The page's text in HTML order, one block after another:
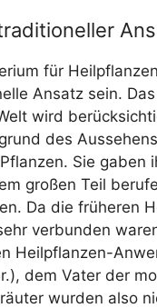
für
Ansatz sein.
wird
des
Sie gaben
gro­ßen Teil
Da die frü­he­ren
ver­bun­den
Heil­pflan­zen-
dem Vater der
wur­den also